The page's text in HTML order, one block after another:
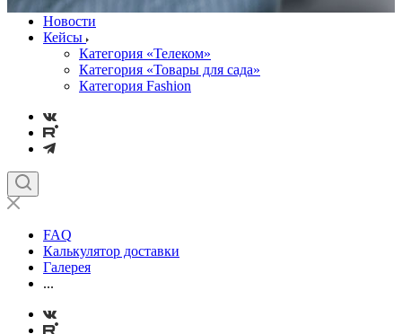
Новости
Кейсы
Категория «Телеком»
Категория «Товары для сада»
Категория Fashion
FAQ
Калькулятор доставки
Галерея
...